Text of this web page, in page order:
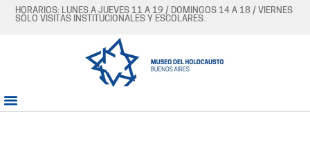
HORARIOS: LUNES A JUEVES 11 A 19 / DOMINGOS 14 A 18 / VIERNES
SÓLO VISITAS INSTITUCIONALES Y ESCOLARES.